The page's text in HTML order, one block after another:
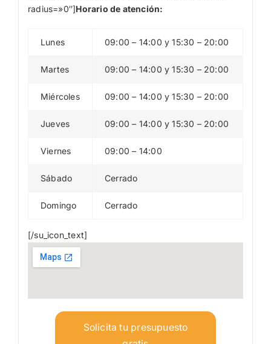
radius=»0″]Horario de atención:
Lunes 09:00 – 14:00 y 15:30 – 20:00
Martes 09:00 – 14:00 y 15:30 – 20:00
Miércoles 09:00 – 14:00 y 15:30 – 20:00
Jueves 09:00 – 14:00 y 15:30 – 20:00
Viernes 09:00 – 14:00
Sábado Cerrado
Domingo Cerrado
[/su_icon_text]
Solicita tu presupuesto